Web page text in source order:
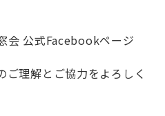
会 公式Facebookページ
ご理解とご協力をよろしく